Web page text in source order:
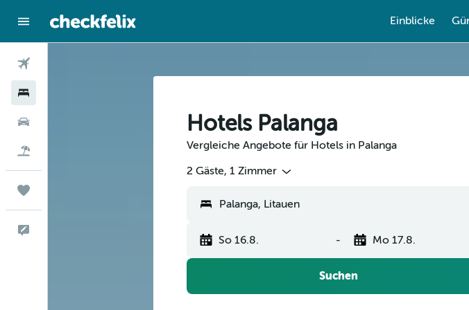
Einblicke
Hotels Palanga
Vergleiche Angebote für Hotels in Palanga
2 Gäste, 1 Zimmer
Palanga, Litauen
So 16.8. - Mo 17.8.
Suchen